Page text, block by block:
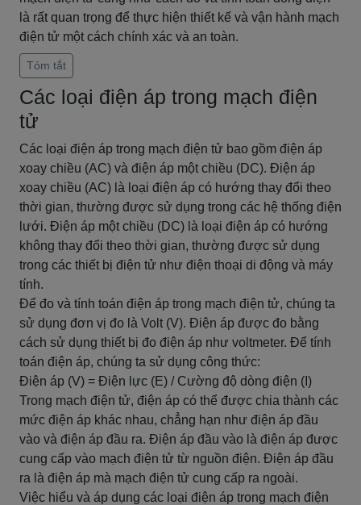
là rất quan trọng để thực hiện thiết kế và vận hành mạch
điện tử một cách chính xác và an toàn.
Tóm tắt
Các loại điện áp trong mạch điện
tử
Các loại điện áp trong mạch điện tử bao gồm điện áp
xoay chiều (AC) và điện áp một chiều (DC). Điện áp
xoay chiều (AC) là loại điện áp có hướng thay đổi theo
thời gian, thường được sử dụng trong các hệ thống điện
lưới. Điện áp một chiều (DC) là loại điện áp có hướng
không thay đổi theo thời gian, thường được sử dụng
trong các thiết bị điện tử như điện thoại di động và máy
tính.
Để đo và tính toán điện áp trong mạch điện tử, chúng ta
sử dụng đơn vị đo là Volt (V). Điện áp được đo bằng
cách sử dụng thiết bị đo điện áp như voltmeter. Để tính
toán điện áp, chúng ta sử dụng công thức:
Điện áp (V) = Điện lực (E) / Cường độ dòng điện (I)
Trong mạch điện tử, điện áp có thể được chia thành các
mức điện áp khác nhau, chẳng hạn như điện áp đầu
vào và điện áp đầu ra. Điện áp đầu vào là điện áp được
cung cấp vào mạch điện tử từ nguồn điện. Điện áp đầu
ra là điện áp mà mạch điện tử cung cấp ra ngoài.
Việc hiểu và áp dụng các loại điện áp trong mạch điện